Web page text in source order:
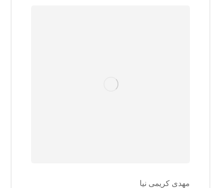
مهدی کریمی نیا